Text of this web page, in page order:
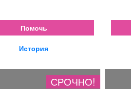
Помочь
История
СРОЧНО!